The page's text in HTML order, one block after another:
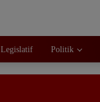
Legislatif Politik